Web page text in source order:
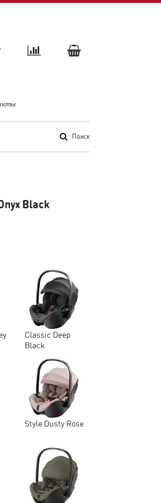
Поиск
Black
Classic Deep
Black
Style Dusty Rose